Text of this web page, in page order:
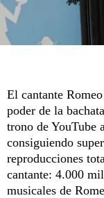
El cantante
poder de la
trono de YouTube
consiguiendo
reproducciones
cantante: 4.000
musicales de